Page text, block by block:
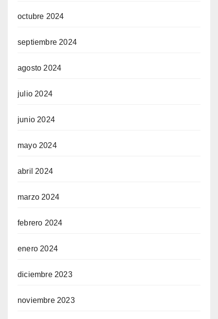
octubre 2024
septiembre 2024
agosto 2024
julio 2024
junio 2024
mayo 2024
abril 2024
marzo 2024
febrero 2024
enero 2024
diciembre 2023
noviembre 2023